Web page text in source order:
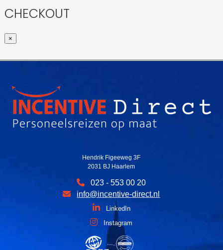
CHECKOUT
×
Hendrik Figeeweg 3F
2031 BJ Haarlem
023 - 553 00 20
info@incentive-direct.nl
LinkedIn
Instagram